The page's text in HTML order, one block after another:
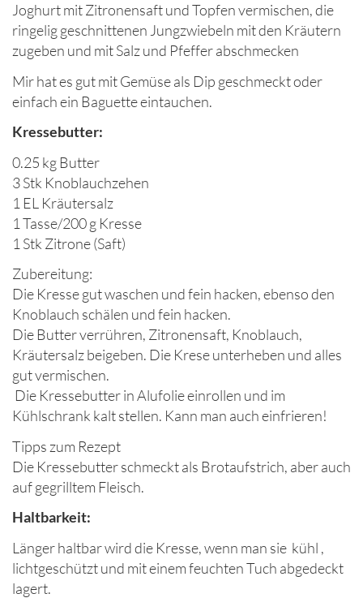
Joghurt mit Zitronensaft und Topfen vermischen, die
ringelig geschnittenen Jungzwiebeln mit den Kräutern
zugeben und mit Salz und Pfeffer abschmecken
Mir hat es gut mit Gemüse als Dip geschmeckt oder
einfach ein Baguette eintauchen.
Kressebutter:
0.25 kg Butter
3 Stk Knoblauchzehen
1 EL Kräutersalz
1 Tasse/200 g Kresse
1 Stk Zitrone (Saft)
Zubereitung:
Die Kresse gut waschen und fein hacken, ebenso den
Knoblauch schälen und fein hacken.
Die Butter verrühren, Zitronensaft, Knoblauch,
Kräutersalz beigeben. Die Krese unterheben und alles
gut vermischen.
Die Kressebutter in Alufolie einrollen und im
Kühlschrank kalt stellen. Kann man auch einfrieren!
Tipps zum Rezept
Die Kressebutter schmeckt als Brotaufstrich, aber auch
auf gegrilltem Fleisch.
Haltbarkeit:
Länger haltbar wird die Kresse, wenn man sie kühl ,
lichtgeschützt und mit einem feuchten Tuch abgedeckt
lagert.